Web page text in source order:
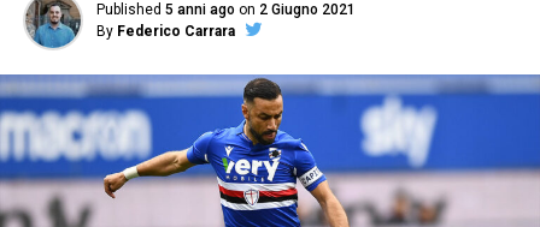
Published 5 anni ago on 2 Giugno 2021
By Federico Carrara